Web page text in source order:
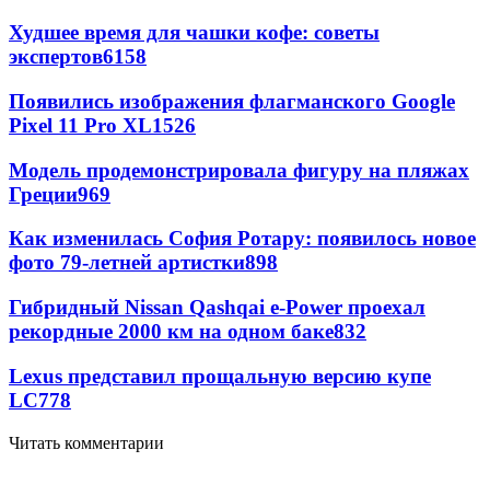
Худшее время для чашки кофе: советы
экспертов6158
Появились изображения флагманского Google
Pixel 11 Pro XL1526
Модель продемонстрировала фигуру на пляжах
Греции969
Как изменилась София Ротару: появилось новое
фото 79-летней артистки898
Гибридный Nissan Qashqai e-Power проехал
рекордные 2000 км на одном баке832
Lexus представил прощальную версию купе
LC778
Читать комментарии